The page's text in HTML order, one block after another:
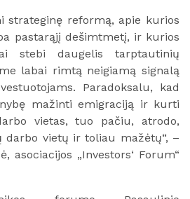
strateginę reformą, apie kurios
pastarąjį dešimtmetį, ir kurios
stebi daugelis tarptautinių
labai rimtą neigiamą signalą
Paradoksalu, kad
mažinti emigraciją ir kurti
vietas, tuo pačiu, atrodo,
darbo vietų ir toliau mažėtų“, –
asociacijos „Investors‘ Forum“